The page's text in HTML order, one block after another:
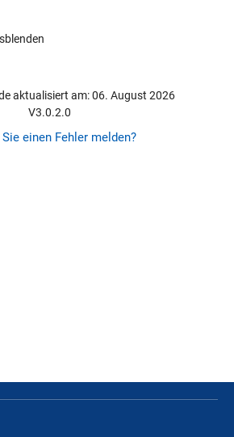
aktualisiert am: 06. August 2026
V3.0.2.0
einen Fehler melden?